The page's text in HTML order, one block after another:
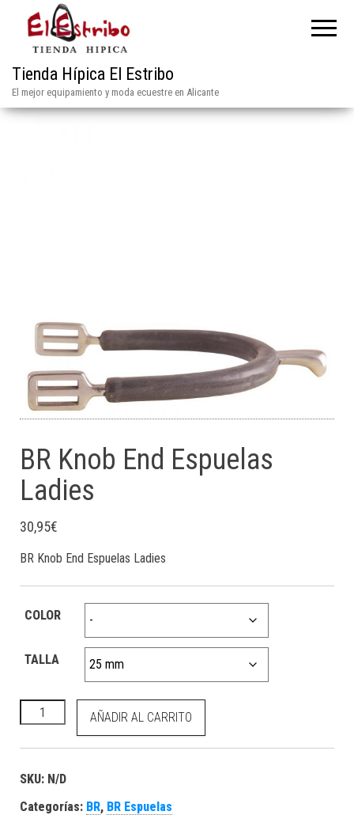
Tienda Hípica El Estribo
El mejor equipamiento y moda ecuestre en Alicante
BR Knob End Espuelas
Ladies
30,95€
BR Knob End Espuelas Ladies
COLOR
TALLA
BR Knob End Espuelas Ladies cantidad
AÑADIR AL CARRITO
SKU: N/D
Categorías: BR, BR Espuelas